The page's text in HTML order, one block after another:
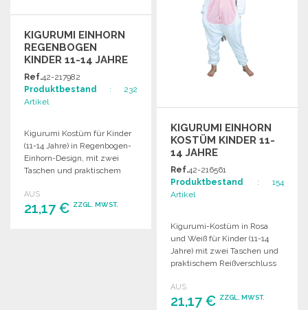
KIGURUMI EINHORN
REGENBOGEN
KINDER 11-14 JAHRE
ZU
GROSSHANDELSPREISEN
Ref.42-217982
Produktbestand : 232
Artikel
Kigurumi Kostüm für Kinder
(11-14 Jahre) in Regenbogen-
Einhorn-Design, mit zwei
Taschen und praktischem
Toilettengänge.
AUS
21,17 € ZZGL. MWST.
KIGURUMI EINHORN
KOSTÜM KINDER 11-
14 JAHRE
Ref.42-216561
Produktbestand : 154
Artikel
Kigurumi-Kostüm in Rosa
und Weiß für Kinder (11-14
Jahre) mit zwei Taschen und
praktischem Reißverschluss
AUS
21,17 € ZZGL. MWST.